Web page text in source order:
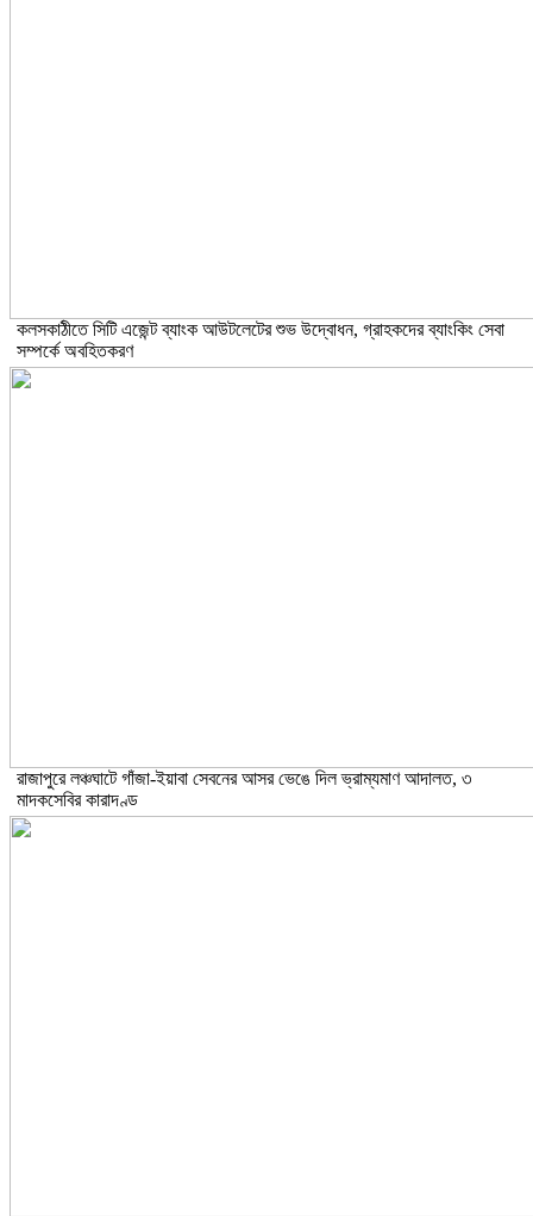
কলসকাঠীতে সিটি এজেন্ট ব্যাংক আউটলেটের শুভ উদ্বোধন, গ্রাহকদের ব্যাংকিং সেবা
সম্পর্কে অবহিতকরণ
রাজাপুরে লঞ্চঘাটে গাঁজা-ইয়াবা সেবনের আসর ভেঙে দিল ভ্রাম্যমাণ আদালত, ৩
মাদকসেবির কারাদণ্ড